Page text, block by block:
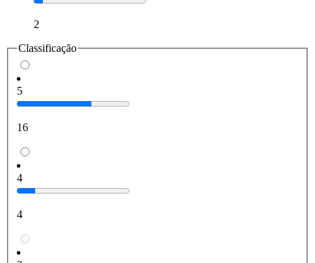
2
Classificação
5
16
4
4